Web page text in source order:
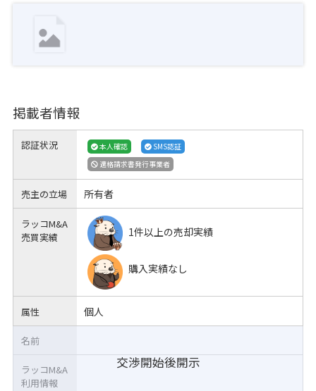
掲載者情報
認証状況 本人確認
SMS認証
適格請求書発行事業者
売主の立場 所有者
ラッコM&A
売買実績
1件以上の売却実績
購入実績なし
属性 個人
交渉開始後開示
名前
ラッコM&A
利用情報